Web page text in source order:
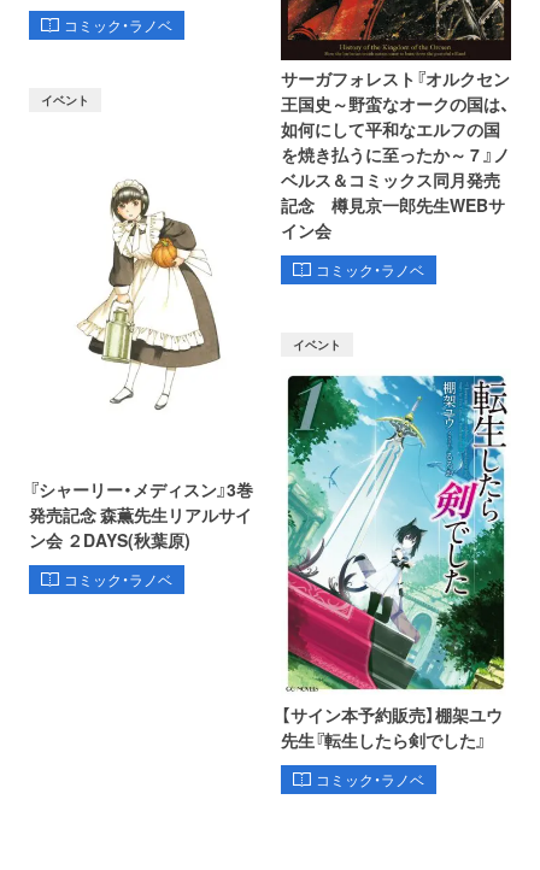
コミック・ラノベ
サーガフォレスト『オルクセン
王国史～野蛮なオークの国は、
如何にして平和なエルフの国
を焼き払うに至ったか～ 7 』ノ
ベルス＆コミックス同月発売
記念 樽見京一郎先生WEBサ
イン会
コミック・ラノベ
イベント
『シャーリー・メディスン』3巻
発売記念 森薫先生リアルサイ
ン会 ２DAYS(秋葉原)
コミック・ラノベ
イベント
【サイン本予約販売】棚架ユウ
先生『転生したら剣でした』
コミック・ラノベ